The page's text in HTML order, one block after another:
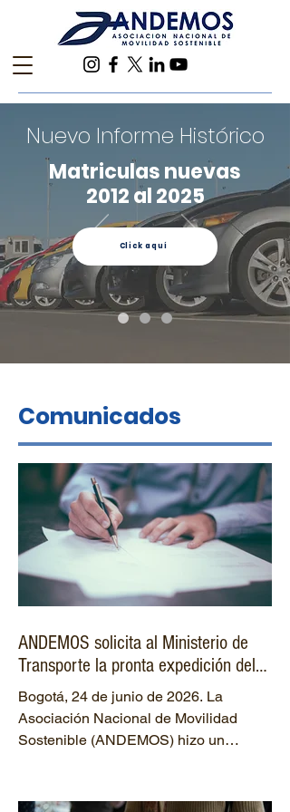
Nuevo Informe Histórico
Matriculas nuevas
2012 al 2025
Click aquí
Comunicados
ANDEMOS solicita al Ministerio de
Transporte la pronta expedición del
acto administrativo que formalice el
aplazamiento de los reglamentos
técnicos de seguridad vehicular
Bogotá, 24 de junio de 2026. La
Asociación Nacional de Movilidad
Sostenible (ANDEMOS) hizo un
brevedad, el acto administrativo que